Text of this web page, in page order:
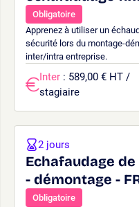
Obligatoire
Apprenez à utiliser un
sécurité lors du montage-
inter/intra entreprise.
Inter : 589,00 € HT /
stagiaire
Echafaudage
- démontage -
Obligatoire
2 jours